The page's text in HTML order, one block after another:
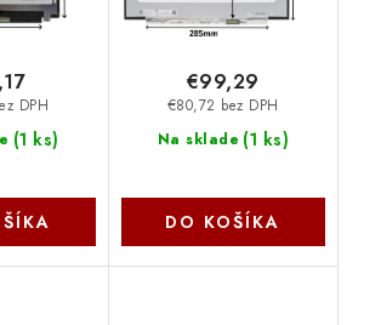
(1 ks)
DPH
Na sklade (1 ks)
€80,72 bez DPH
€99,29
DO KOŠÍKA